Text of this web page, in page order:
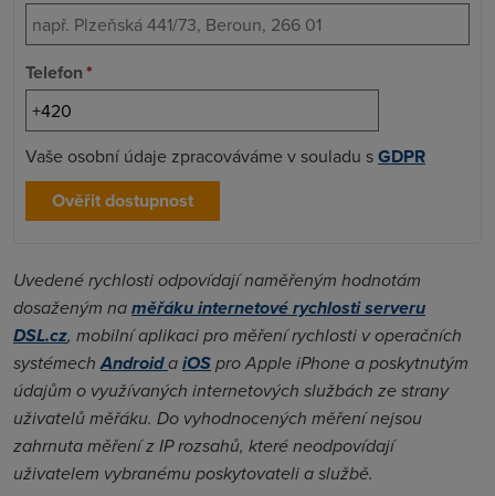
Telefon*
Vaše osobní údaje zpracováváme v souladu sGDPR
Ověřit dostupnost
Uvedené rychlosti odpovídají naměřeným hodnotám
dosaženým naměřáku internetové rychlosti serveru
DSL.cz, mobilní aplikaci pro měření rychlosti v operačních
systémechAndroidaiOSpro Apple iPhone a poskytnutým
údajům o využívaných internetových službách ze strany
uživatelů měřáku. Do vyhodnocených měření nejsou
zahrnuta měření z IP rozsahů, které neodpovídají
uživatelem vybranému poskytovateli a službě.